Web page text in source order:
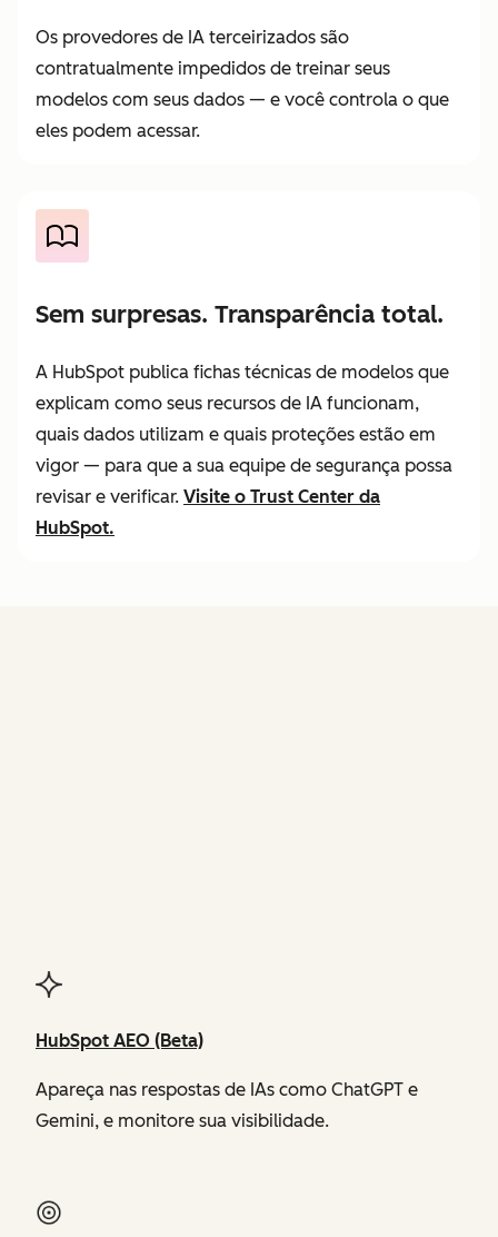
Os provedores de IA terceirizados são
contratualmente impedidos de treinar seus
modelos com seus dados — e você controla o que
eles podem acessar.
Sem surpresas. Transparência total.
A HubSpot publica fichas técnicas de modelos que
explicam como seus recursos de IA funcionam,
quais dados utilizam e quais proteções estão em
vigor — para que a sua equipe de segurança possa
revisar e verificar. Visite o Trust Center da
HubSpot.
HubSpot AEO (Beta)
Apareça nas respostas de IAs como ChatGPT e
Gemini, e monitore sua visibilidade.